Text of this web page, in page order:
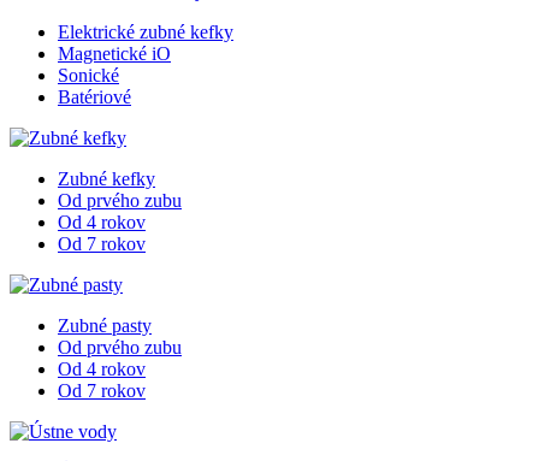
Elektrické zubné kefky
Magnetické iO
Sonické
Batériové
Zubné kefky
Od prvého zubu
Od 4 rokov
Od 7 rokov
Zubné pasty
Od prvého zubu
Od 4 rokov
Od 7 rokov